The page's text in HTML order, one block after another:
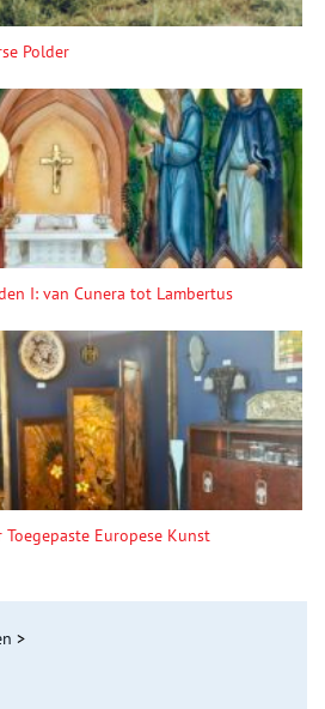
Polder
I: van Cunera tot Lambertus
Europese Kunst
>